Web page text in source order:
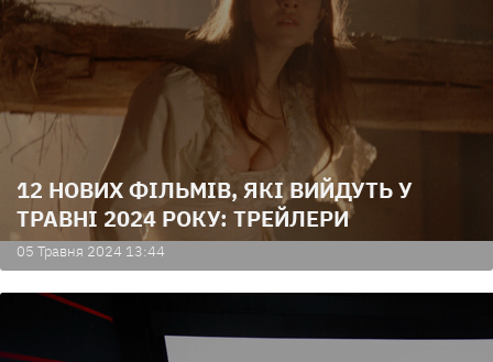
12 НОВИХ ФІЛЬМІВ, ЯКІ ВИЙДУТЬ У
ТРАВНІ 2024 РОКУ: ТРЕЙЛЕРИ
05 Травня 2024 13:44